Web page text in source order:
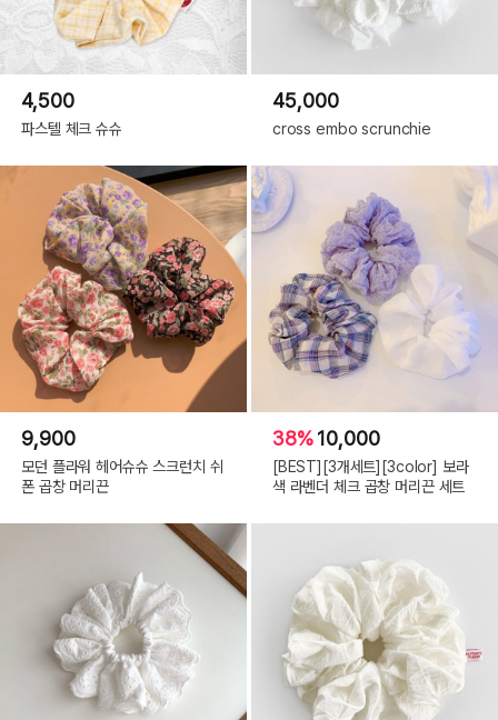
4,500
파스텔 체크 슈슈
45,000
cross embo scrunchie
9,900
모던 플라워 헤어슈슈 스크런치 쉬
폰 곱창 머리끈
38%10,000
[BEST][3개세트][3color] 보라
색 라벤더 체크 곱창 머리끈 세트